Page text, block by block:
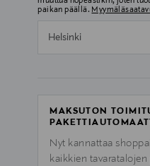
paikan päällä.
Helsinki
MAKSUTON
Nyt kannattaa
kaikkien